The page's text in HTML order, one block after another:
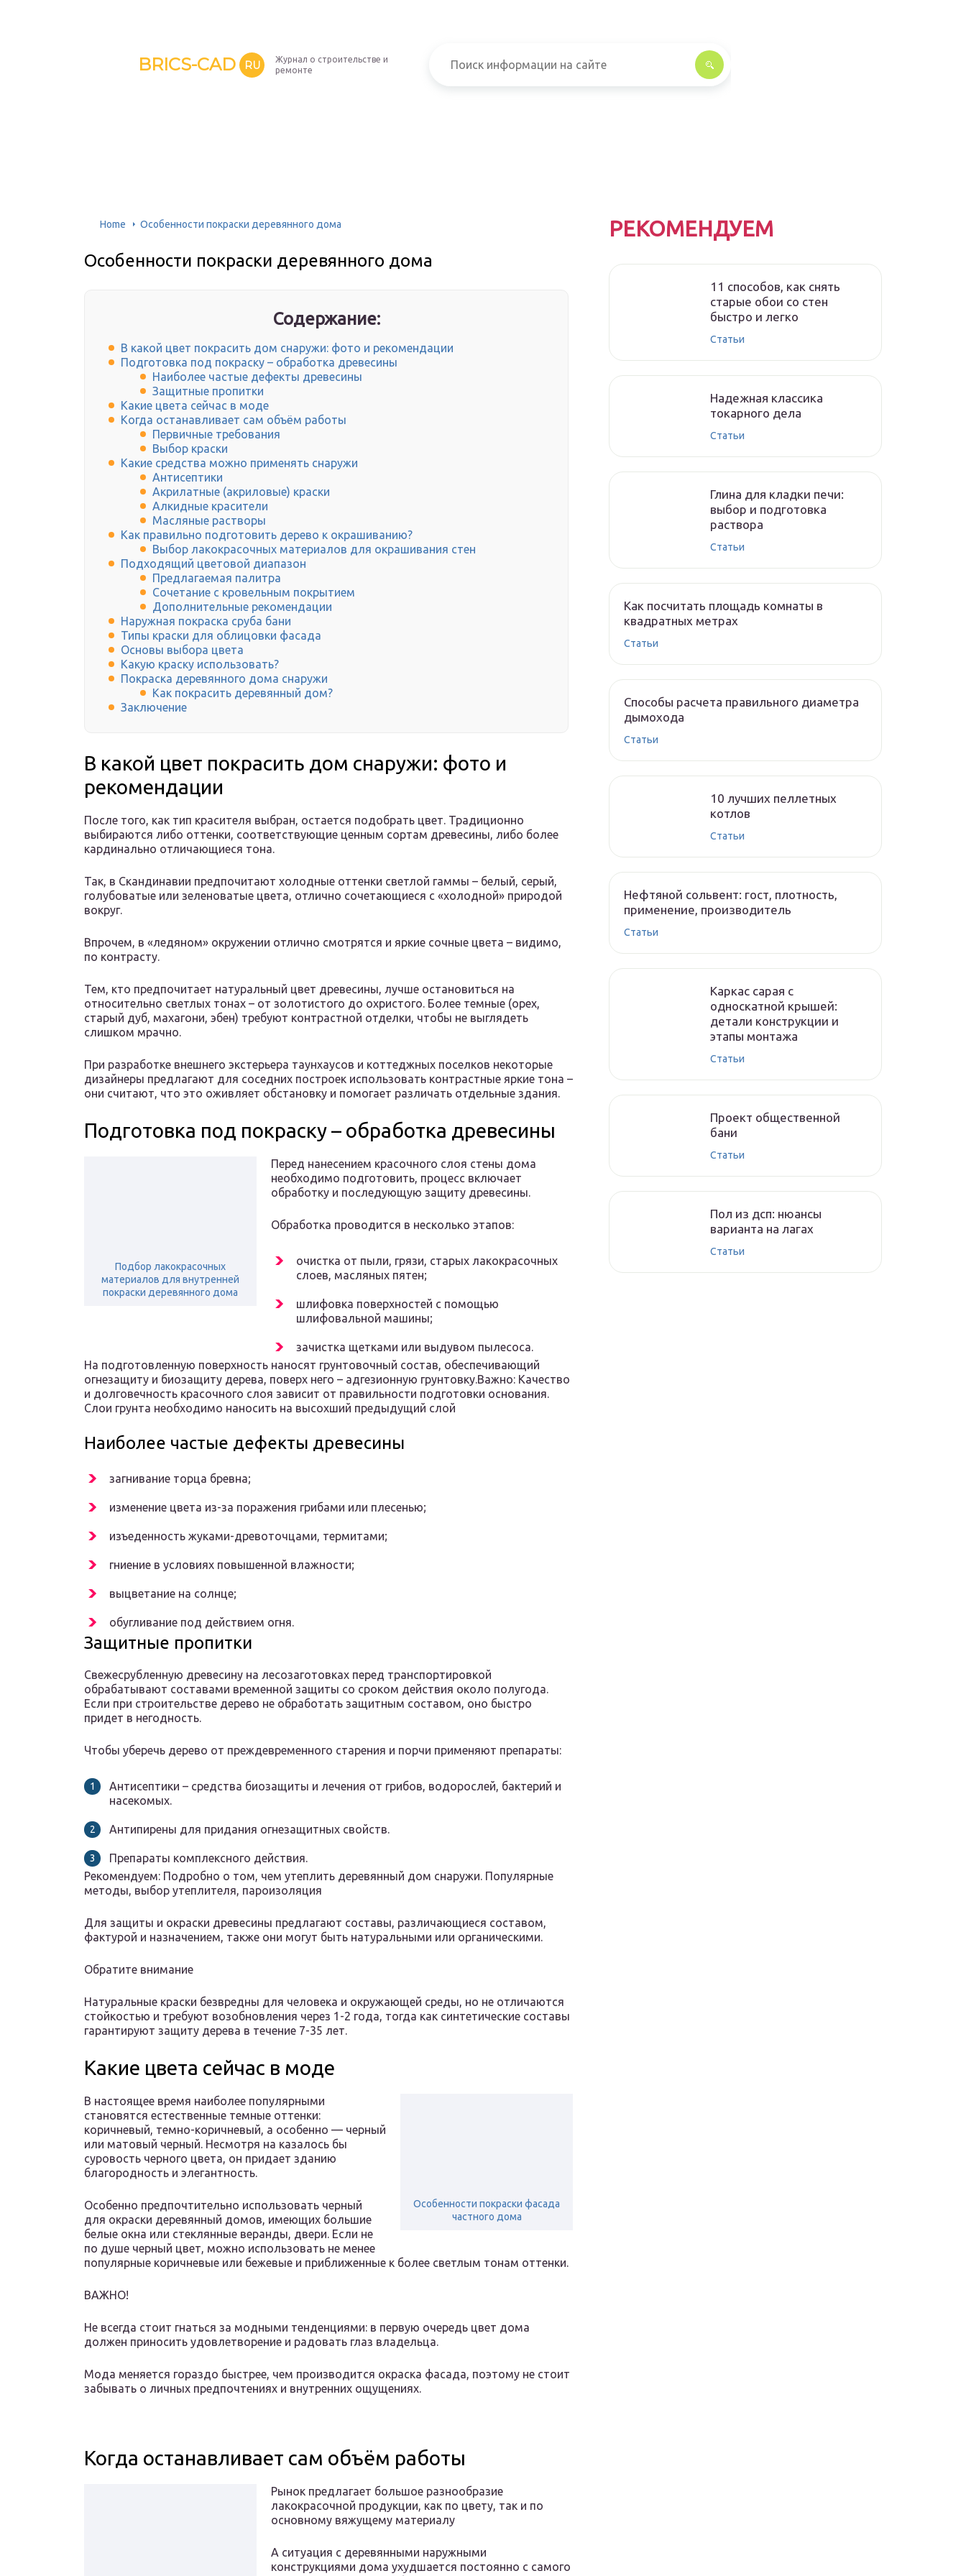
BRICS-CAD RU
Журнал о строительстве и
ремонте
Home Особенности покраски деревянного дома
Особенности покраски деревянного дома
Содержание:
В какой цвет покрасить дом снаружи: фото и рекомендации
Подготовка под покраску – обработка древесины
Наиболее частые дефекты древесины
Защитные пропитки
Какие цвета сейчас в моде
Когда останавливает сам объём работы
Первичные требования
Выбор краски
Какие средства можно применять снаружи
Антисептики
Акрилатные (акриловые) краски
Алкидные красители
Масляные растворы
Как правильно подготовить дерево к окрашиванию?
Выбор лакокрасочных материалов для окрашивания стен
Подходящий цветовой диапазон
Предлагаемая палитра
Сочетание с кровельным покрытием
Дополнительные рекомендации
Наружная покраска сруба бани
Типы краски для облицовки фасада
Основы выбора цвета
Какую краску использовать?
Покраска деревянного дома снаружи
Как покрасить деревянный дом?
Заключение
В какой цвет покрасить дом снаружи: фото и
рекомендации
После того, как тип красителя выбран, остается подобрать цвет. Традиционно
выбираются либо оттенки, соответствующие ценным сортам древесины, либо более
кардинально отличающиеся тона.
Так, в Скандинавии предпочитают холодные оттенки светлой гаммы – белый, серый,
голубоватые или зеленоватые цвета, отлично сочетающиеся с «холодной» природой
вокруг.
Впрочем, в «ледяном» окружении отлично смотрятся и яркие сочные цвета – видимо,
по контрасту.
Тем, кто предпочитает натуральный цвет древесины, лучше остановиться на
относительно светлых тонах – от золотистого до охристого. Более темные (орех,
старый дуб, махагони, эбен) требуют контрастной отделки, чтобы не выглядеть
слишком мрачно.
При разработке внешнего экстерьера таунхаусов и коттеджных поселков некоторые
дизайнеры предлагают для соседних построек использовать контрастные яркие тона –
они считают, что это оживляет обстановку и помогает различать отдельные здания.
Подготовка под покраску – обработка древесины
Подбор лакокрасочных
материалов для внутренней
покраски деревянного дома
Перед нанесением красочного слоя стены дома
необходимо подготовить, процесс включает
обработку и последующую защиту древесины.
Обработка проводится в несколько этапов:
очистка от пыли, грязи, старых лакокрасочных
слоев, масляных пятен;
шлифовка поверхностей с помощью
шлифовальной машины;
зачистка щетками или выдувом пылесоса.
На подготовленную поверхность наносят грунтовочный состав, обеспечивающий
огнезащиту и биозащиту дерева, поверх него – адгезионную грунтовку.Важно: Качество
и долговечность красочного слоя зависит от правильности подготовки основания.
Слои грунта необходимо наносить на высохший предыдущий слой
Наиболее частые дефекты древесины
загнивание торца бревна;
изменение цвета из-за поражения грибами или плесенью;
изъеденность жуками-древоточцами, термитами;
гниение в условиях повышенной влажности;
выцветание на солнце;
обугливание под действием огня.
Защитные пропитки
Свежесрубленную древесину на лесозаготовках перед транспортировкой
обрабатывают составами временной защиты со сроком действия около полугода.
Если при строительстве дерево не обработать защитным составом, оно быстро
придет в негодность.
Чтобы уберечь дерево от преждевременного старения и порчи применяют препараты:
Антисептики – средства биозащиты и лечения от грибов, водорослей, бактерий и
насекомых.
Антипирены для придания огнезащитных свойств.
Препараты комплексного действия.
Рекомендуем: Подробно о том, чем утеплить деревянный дом снаружи. Популярные
методы, выбор утеплителя, пароизоляция
Для защиты и окраски древесины предлагают составы, различающиеся составом,
фактурой и назначением, также они могут быть натуральными или органическими.
Обратите внимание
Натуральные краски безвредны для человека и окружающей среды, но не отличаются
стойкостью и требуют возобновления через 1-2 года, тогда как синтетические составы
гарантируют защиту дерева в течение 7-35 лет.
Какие цвета сейчас в моде
Особенности покраски фасада
частного дома
В настоящее время наиболее популярными
становятся естественные темные оттенки:
коричневый, темно-коричневый, а особенно — черный
или матовый черный. Несмотря на казалось бы
суровость черного цвета, он придает зданию
благородность и элегантность.
Особенно предпочтительно использовать черный
для окраски деревянный домов, имеющих большие
белые окна или стеклянные веранды, двери. Если не
по душе черный цвет, можно использовать не менее
популярные коричневые или бежевые и приближенные к более светлым тонам оттенки.
ВАЖНО!
Не всегда стоит гнаться за модными тенденциями: в первую очередь цвет дома
должен приносить удовлетворение и радовать глаз владельца.
Мода меняется гораздо быстрее, чем производится окраска фасада, поэтому не стоит
забывать о личных предпочтениях и внутренних ощущениях.
Когда останавливает сам объём работы
Рынок предлагает большое разнообразие
лакокрасочной продукции, как по цвету, так и по
основному вяжущему материалу
А ситуация с деревянными наружными
конструкциями дома ухудшается постоянно с самого
РЕКОМЕНДУЕМ
11 способов, как снять
старые обои со стен
быстро и легко
Cтатьи
Надежная классика
токарного дела
Cтатьи
Глина для кладки печи:
выбор и подготовка
раствора
Cтатьи
Как посчитать площадь комнаты в
квадратных метрах
Cтатьи
Способы расчета правильного диаметра
дымохода
Cтатьи
10 лучших пеллетных
котлов
Cтатьи
Нефтяной сольвент: гост, плотность,
применение, производитель
Cтатьи
Каркас сарая с
односкатной крышей:
детали конструкции и
этапы монтажа
Cтатьи
Проект общественной
бани
Cтатьи
Пол из дсп: нюансы
варианта на лагах
Cтатьи